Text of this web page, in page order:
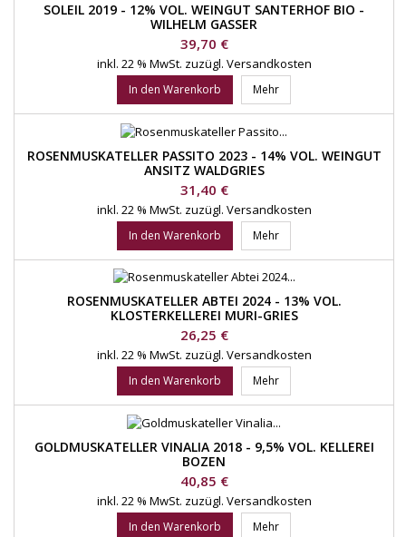
SOLEIL 2019 - 12% VOL. WEINGUT SANTERHOF BIO -
WILHELM GASSER
Preis
39,70 €
inkl. 22 % MwSt. zuzügl. Versandkosten
In den Warenkorb Mehr
ROSENMUSKATELLER PASSITO 2023 - 14% VOL. WEINGUT
ANSITZ WALDGRIES
Preis
31,40 €
inkl. 22 % MwSt. zuzügl. Versandkosten
In den Warenkorb Mehr
ROSENMUSKATELLER ABTEI 2024 - 13% VOL.
KLOSTERKELLEREI MURI-GRIES
Preis
26,25 €
inkl. 22 % MwSt. zuzügl. Versandkosten
In den Warenkorb Mehr
GOLDMUSKATELLER VINALIA 2018 - 9,5% VOL. KELLEREI
BOZEN
Preis
40,85 €
inkl. 22 % MwSt. zuzügl. Versandkosten
In den Warenkorb Mehr